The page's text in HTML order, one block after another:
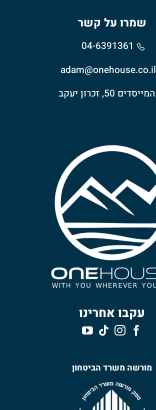
שמרו על קשר
adam@onehouse.co.il
המייסדים 50, זכרון יעקב
עקבו אחרינו
מורשה משרד הביטחון